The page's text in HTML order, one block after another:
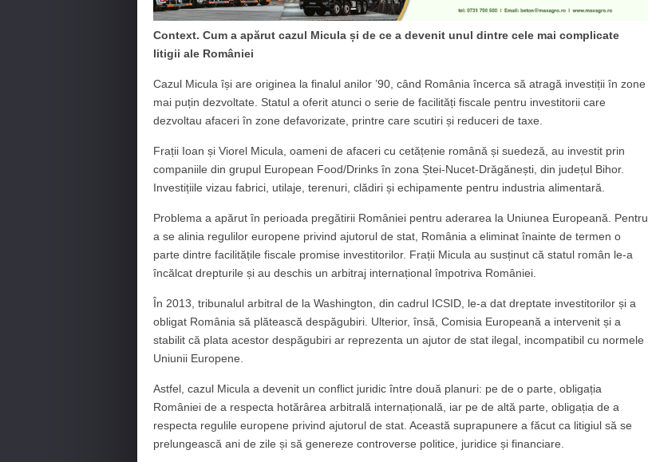
Context. Cum a apărut cazul Micula și de ce a devenit unul dintre cele mai complicate
litigii ale României
Cazul Micula își are originea la finalul anilor ’90, când România încerca să atragă investiții în zone
mai puțin dezvoltate. Statul a oferit atunci o serie de facilități fiscale pentru investitorii care
dezvoltau afaceri în zone defavorizate, printre care scutiri și reduceri de taxe.
Frații Ioan și Viorel Micula, oameni de afaceri cu cetățenie română și suedeză, au investit prin
companiile din grupul European Food/Drinks în zona Ștei-Nucet-Drăgănești, din județul Bihor.
Investițiile vizau fabrici, utilaje, terenuri, clădiri și echipamente pentru industria alimentară.
Problema a apărut în perioada pregătirii României pentru aderarea la Uniunea Europeană. Pentru
a se alinia regulilor europene privind ajutorul de stat, România a eliminat înainte de termen o
parte dintre facilitățile fiscale promise investitorilor. Frații Micula au susținut că statul român le-a
încălcat drepturile și au deschis un arbitraj internațional împotriva României.
În 2013, tribunalul arbitral de la Washington, din cadrul ICSID, le-a dat dreptate investitorilor și a
obligat România să plătească despăgubiri. Ulterior, însă, Comisia Europeană a intervenit și a
stabilit că plata acestor despăgubiri ar reprezenta un ajutor de stat ilegal, incompatibil cu normele
Uniunii Europene.
Astfel, cazul Micula a devenit un conflict juridic între două planuri: pe de o parte, obligația
României de a respecta hotărârea arbitrală internațională, iar pe de altă parte, obligația de a
respecta regulile europene privind ajutorul de stat. Această suprapunere a făcut ca litigiul să se
prelungească ani de zile și să genereze controverse politice, juridice și financiare.